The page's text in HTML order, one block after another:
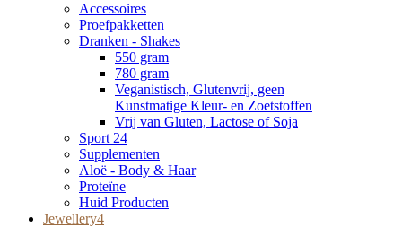
Accessoires
Proefpakketten
Dranken - Shakes
550 gram
780 gram
Veganistisch, Glutenvrij, geen
Kunstmatige Kleur- en Zoetstoffen
Vrij van Gluten, Lactose of Soja
Sport 24
Supplementen
Aloë - Body & Haar
Proteïne
Huid Producten
Jewellery4